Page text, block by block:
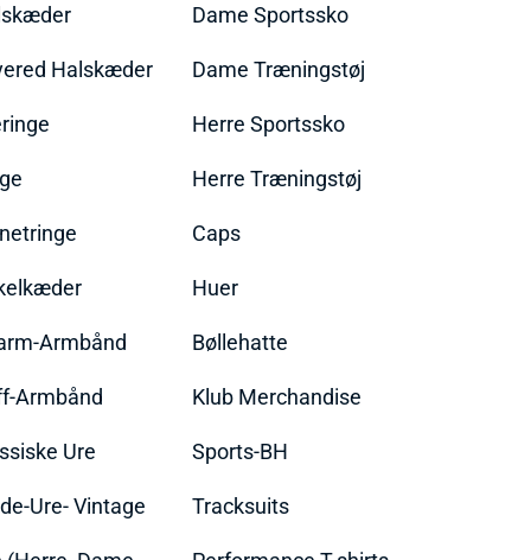
Halskæder
Armbånd
Armbånd
Ure
Ure- Vintage
Dame Sportssko
Dame Træningstøj
Herre Sportssko
Herre Træningstøj
Caps
Huer
Bøllehatte
Klub Merchandise
Sports-BH
Tracksuits